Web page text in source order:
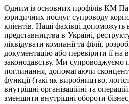
Одним із основних профілів КМ
юридичних послуг супроводу
клієнтів. Наші фахівці допоможуть
представництва в Україні,
ліквідувати компанії та філії,
документацію або перевірити її на
законодавству. Ми супроводжуємо
поглинання, допомагаючи
функції (такі як виробництво,
внутрішні організаційні та
зменшити внутрішні обороти